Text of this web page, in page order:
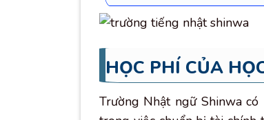
HỌC PHÍ CỦA
Trường Nhật ngữ Shinwa